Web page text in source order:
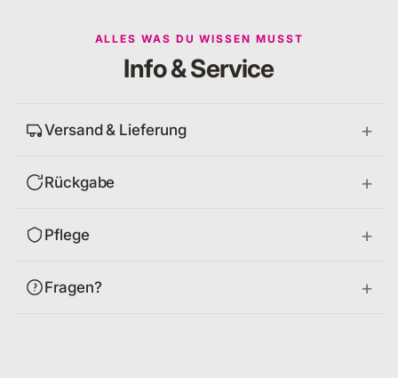
ALLES WAS DU WISSEN MUSST
Info & Service
Versand & Lieferung
Rückgabe
Pflege
Fragen?